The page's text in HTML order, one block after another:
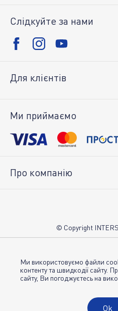
Слідкуйте за нами
Для клієнтів
Повернення товару
Ми приймаємо
Про компанію
Магазини INTERSPORT
© Copyright
Політика
Публічна
Ми використовуємо файли
контенту та швидкодії сайту.
сайту, Ви погоджуєтесь на
Ok